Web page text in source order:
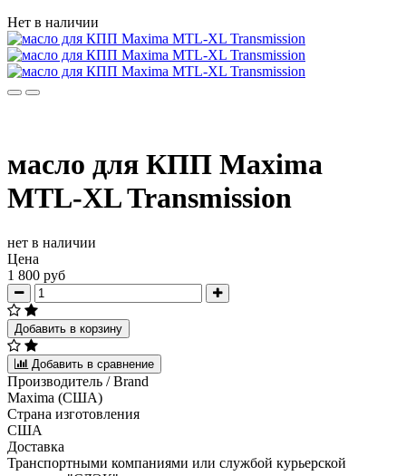
Нет в наличии
масло для КПП Maxima
MTL-XL Transmission
нет в наличии
Цена
1 800 руб
Добавить в корзину
Добавить в сравнение
Производитель / Brand
Maxima (США)
Страна изготовления
США
Доставка
Транспортными компаниями или службой курьерской